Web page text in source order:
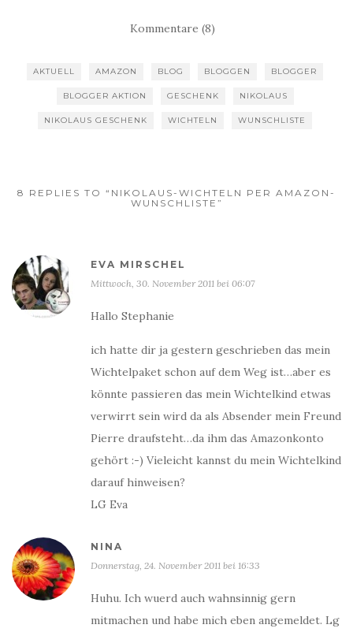
Kommentare (8)
AKTUELL AMAZON BLOG BLOGGEN BLOGGER
BLOGGER AKTION GESCHENK NIKOLAUS
NIKOLAUS GESCHENK WICHTELN WUNSCHLISTE
8 REPLIES TO “NIKOLAUS-WICHTELN PER AMAZON-
WUNSCHLISTE”
EVA MIRSCHEL
Mittwoch, 30. November 2011 bei 06:07
Hallo Stephanie
ich hatte dir ja gestern geschrieben das mein
Wichtelpaket schon auf dem Weg ist…aber es
könnte passieren das mein Wichtelkind etwas
verwirrt sein wird da als Absender mein Freund
Pierre draufsteht…da ihm das Amazonkonto
gehört :-) Vieleicht kannst du mein Wichtelkind
darauf hinweisen?
LG Eva
NINA
Donnerstag, 24. November 2011 bei 16:33
Huhu. Ich wuerd auch wahnsinnig gern
mitmachen und habe mich eben angemeldet. Lg